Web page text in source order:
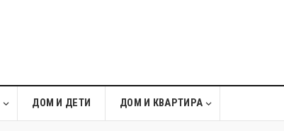
ДОМ И ДЕТИ ДОМ И КВАРТИРА